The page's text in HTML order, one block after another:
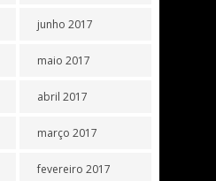
junho 2017
maio 2017
abril 2017
março 2017
fevereiro 2017